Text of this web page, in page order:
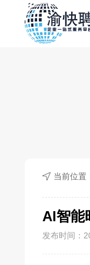
当前位置
AI智能
发布时间：